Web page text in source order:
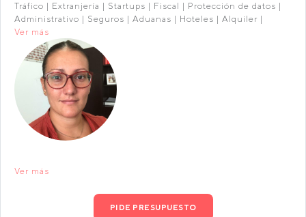
Tráfico | Extranjería | Startups | Fiscal | Protección de datos |
Administrativo | Seguros | Aduanas | Hoteles | Alquiler |
Ver más
Ver más
PIDE PRESUPUESTO